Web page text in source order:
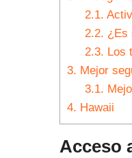
2.1.
2.2. ¿Es
2.3. Los
3. Mejor
3.1.
4. Hawaii
Acceso